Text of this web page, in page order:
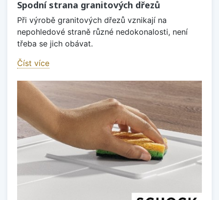
Spodní strana granitových dřezů
Při výrobě granitových dřezů vznikají na
nepohledové straně různé nedokonalosti, není
třeba se jich obávat.
Číst více